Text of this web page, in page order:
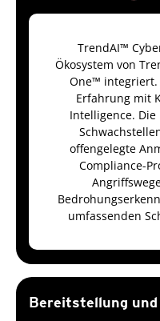
TrendAI™
Ökosystem von
One™ integriert.
Erfahrung mit
Intelligence.
offengelegte
Compliance-
umfassenden
Bereitstellung und